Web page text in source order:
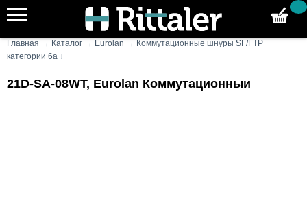
Главная → Каталог → Eurolan → Коммутационные шнуры SF/FTP
категории 6а ↓
21D-SA-08WT, Eurolan Коммутационныи